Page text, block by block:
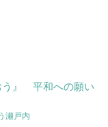
う』 平和への願い
瀬戸内